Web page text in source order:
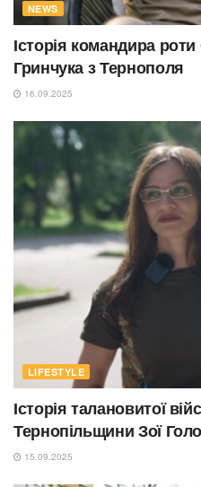
NEWS
Історія командира
Гринчука з Тернополя
16.09.2025
LIFESTYLE
Історія талановитої
Тернопільщини Зої
15.09.2025